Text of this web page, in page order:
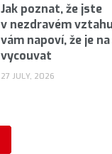
Jak poznat, že jste
v nezdravém
vám napoví, že je
vycouvat
27 JULY, 2026